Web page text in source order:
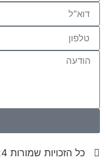
כל הזכויות שמורות 2024